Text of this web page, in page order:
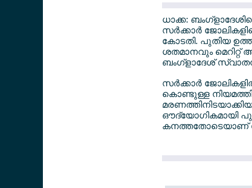
ധാക്ക:
സര്‍ക്കാര്‍
കോടതി. പുതിയ
ശതമാനവും മെറിറ്റ്
ബംഗ്ളാദേശ്
സര്‍ക്കാര്‍
കൊണ്ടുള്ള
ഔദ്യോഗികമായി
കനത്തതോടെയാണ്